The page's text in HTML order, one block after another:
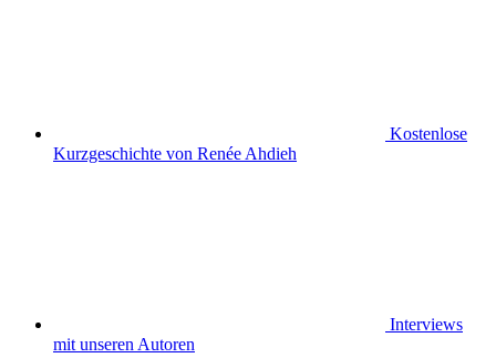
Kostenlose
Kurzgeschichte von Renée Ahdieh
Interviews
mit unseren Autoren